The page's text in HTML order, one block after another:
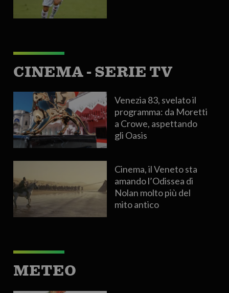
CINEMA - SERIE TV
Venezia 83, svelato il
programma: da Moretti
a Crowe, aspettando
gli Oasis
Cinema, il Veneto sta
amando l’Odissea di
Nolan molto più del
mito antico
METEO